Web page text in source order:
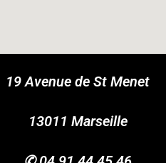
19 Avenue de St Menet
13011 Marseille